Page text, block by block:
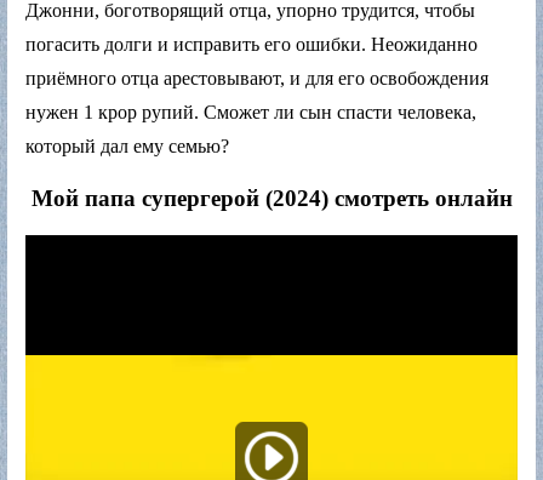
Джонни, боготворящий отца, упорно трудится, чтобы
погасить долги и исправить его ошибки. Неожиданно
приёмного отца арестовывают, и для его освобождения
нужен 1 крор рупий. Сможет ли сын спасти человека,
который дал ему семью?
Мой папа супергерой (2024) смотреть онлайн